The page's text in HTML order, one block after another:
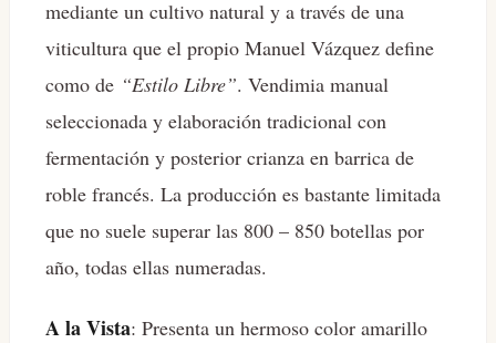
mediante un cultivo natural y a través de una
viticultura que el propio Manuel Vázquez define
como de “Estilo Libre”. Vendimia manual
seleccionada y elaboración tradicional con
fermentación y posterior crianza en barrica de
roble francés. La producción es bastante limitada
que no suele superar las 800 – 850 botellas por
año, todas ellas numeradas.
A la Vista: Presenta un hermoso color amarillo